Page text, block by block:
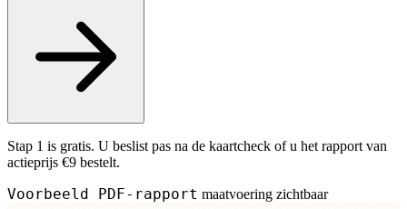
Stap 1 is gratis. U beslist pas na de kaartcheck of u het rapport van
actieprijs €9 bestelt.
Voorbeeld PDF-rapport maatvoering zichtbaar